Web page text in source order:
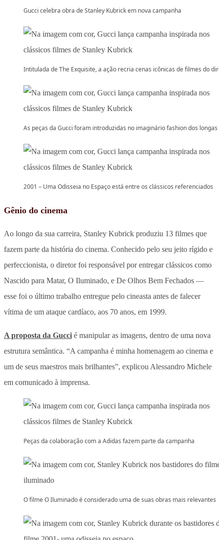
Gucci celebra obra de Stanley Kubrick em nova campanha
Intitulada de The Exquisite, a ação recria cenas icônicas de filmes do
As peças da Gucci foram introduzidas no imaginário fashion dos longas
2001 – Uma Odisseia no Espaço está entre os clássicos referenciados
Gênio do cinema
Ao longo da sua carreira, Stanley Kubrick produziu 13 filmes que
fazem parte da história do cinema. Conhecido pelo seu jeito rígido e
perfeccionista, o diretor foi responsável por entregar clássicos como
Nascido para Matar, O Iluminado, e De Olhos Bem Fechados —
esse foi o último trabalho entregue pelo cineasta antes de falecer
vítima de um ataque cardíaco, aos 70 anos, em 1999.
A proposta da Gucci é manipular as imagens, dentro de uma nova
estrutura semântica. “A campanha é minha homenagem ao cinema e
um de seus maestros mais brilhantes”, explicou Alessandro Michele
em comunicado à imprensa.
Peças da colaboração com a Adidas fazem parte da campanha
O filme O Iluminado é considerado uma de suas obras mais relevantes